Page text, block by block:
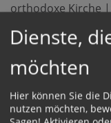
orthodoxe Kirche
Serbisch-
Dienste,
möchten
Hier können Sie die
nutzen möchten,